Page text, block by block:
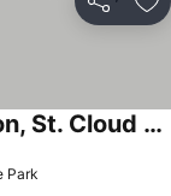
Dela
Country Inn & Suites by Radisson, St. Cloud West, MN
Park